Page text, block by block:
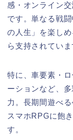
感・オンライン
です。単なる戦
の人生」を楽し
ら支持されていま
特に、車要素・
ーションなど、
力。長期間遊べ
スマホRPGに飽
す。